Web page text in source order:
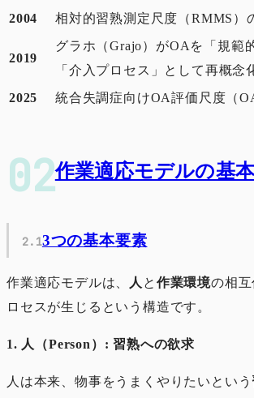
2004 相対的習熟測定尺度（RMMS）
2019
グラホ（Grajo）がOAを「規範
「介入プロセス」として再概念
2025
統合失調症向けOA評価尺度（
作業適応モデルの基
3つの基本要素
作業適応モデルは、 人 と 作業環境の相
ロセスが生じるという構造です。
1. 人（Person）: 習熟への欲求
人は本来、物事をうまくやりたいという